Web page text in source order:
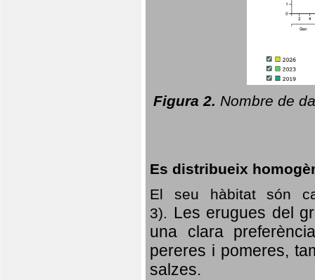
Figura 2. Nombre de
Es distribueix
El seu hàbitat són
3). Les erugues del
una clara
pereres i pomeres,
salzes.